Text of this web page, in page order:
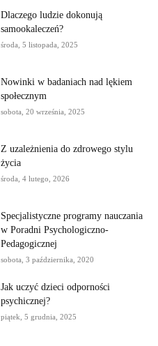
Dlaczego ludzie dokonują
samookaleczeń?
środa, 5 listopada, 2025
Nowinki w badaniach nad lękiem
społecznym
sobota, 20 września, 2025
Z uzależnienia do zdrowego stylu
życia
środa, 4 lutego, 2026
Specjalistyczne programy nauczania
w Poradni Psychologiczno-
Pedagogicznej
sobota, 3 października, 2020
Jak uczyć dzieci odporności
psychicznej?
piątek, 5 grudnia, 2025